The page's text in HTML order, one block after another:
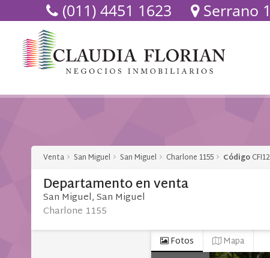
(011) 4451 1623 Serrano